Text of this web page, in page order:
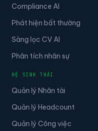
Compliance AI
Phát hiện bất thường
Sàng lọc CV AI
Phân tích nhân sự
HỆ SINH THÁI
Quản lý Nhân tài
Quản lý Headcount
Quản lý Công việc